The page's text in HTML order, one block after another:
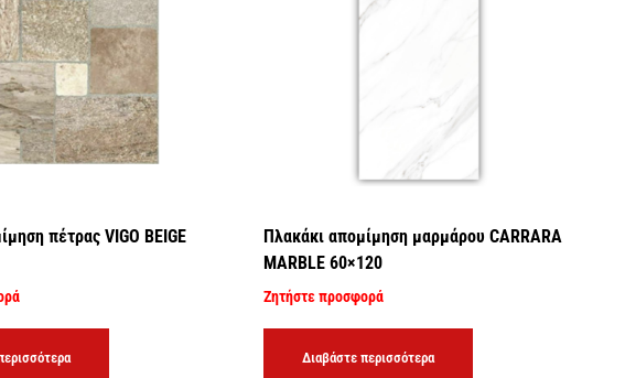
πέτρας VIGO BEIGE
Πλακάκι απομίμηση μαρμάρου CARRARA
MARBLE 60×120
Ζητήστε προσφορά
Διαβάστε περισσότερα